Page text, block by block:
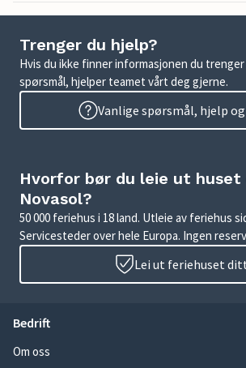
Trenger du hjelp?
Hvis du ikke finner informasjonen du trenger
spørsmål, hjelper teamet vårt deg gjerne.
Vanlige spørsmål, hjelp
Hvorfor bør du leie ut
Novasol?
50 000 feriehus i 18 land. Utleie av feriehus
Servicesteder over hele Europa. Ingen
Lei ut feriehuset
Bedrift
Om oss